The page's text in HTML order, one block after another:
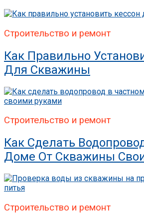
Строительство и ремонт
Как Правильно
Для Скважины
Строительство и ремонт
Как Сделать
Доме От Скважины
Строительство и ремонт